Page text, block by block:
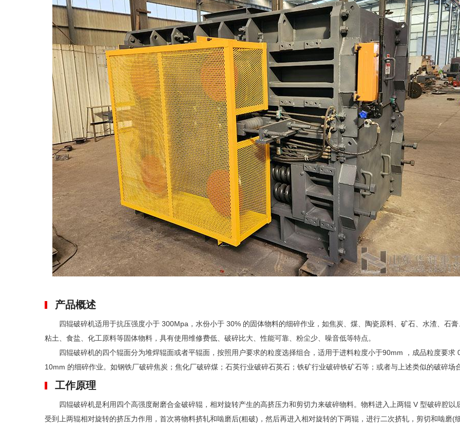
产品概述
四辊破碎机适用于抗压强度小于 300Mpa，水份小于 30% 的固体物料的细碎作业，如焦炭、煤、陶瓷原料、矿石、水渣、石膏
粘土、食盐、化工原料等固体物料，具有使用维修费低、破碎比大、性能可靠、粉尘少、噪音低等特点。
四辊破碎机的四个辊面分为堆焊辊面或者平辊面，按照用户要求的粒度选择组合，适用于进料粒度小于90mm ，成品粒度要求
10mm 的细碎作业。如钢铁厂破碎焦炭；焦化厂破碎煤；石英行业破碎石英石；铁矿行业破碎铁矿石等；或者与上述类似的破碎场
工作原理
四辊破碎机是利用四个高强度耐磨合金破碎辊，相对旋转产生的高挤压力和剪切力来破碎物料。物料进入上两辊 V 型破碎腔以
受到上两辊相对旋转的挤压力作用，首次将物料挤轧和啮磨后(粗破)，然后再进入相对旋转的下两辊，进行二次挤轧，剪切和啮磨(